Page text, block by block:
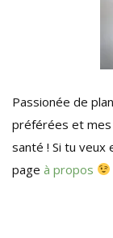
Passionée de
préférées et
santé ! Si tu veux
page à propos